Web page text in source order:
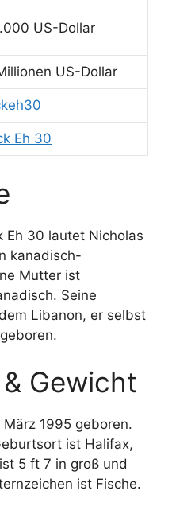
US-Dollar
US-Dollar
Eh 30
Eh 30 lautet Nicholas
kanadisch-
Mutter ist
Seine
Libanon, er selbst
Gewicht
1995 geboren.
ist Halifax,
5 ft 7 in groß und
ist Fische.